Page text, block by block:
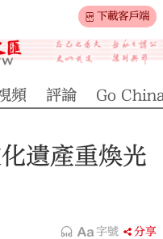
下載客戶端
頻 評論 Go
遺產重煥光
字號 分享